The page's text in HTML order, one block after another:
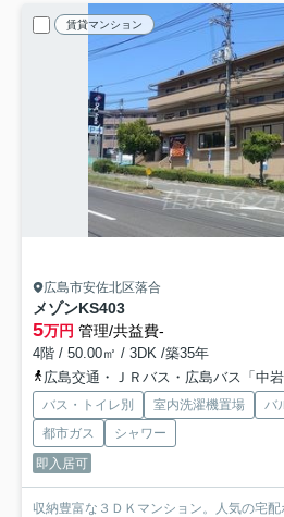
賃貸マンション
広島市安佐北区落合
メゾンKS403
5万円 管理/共益費-
4階 / 50.00㎡ / 3DK /築35年
広島交通・ＪＲバス・広島バス「中岩ノ
バス・トイレ別 室内洗濯機置場 バ
都市ガス
シャワー
即入居可
収納豊富な３ＤＫマンション。人気の宅